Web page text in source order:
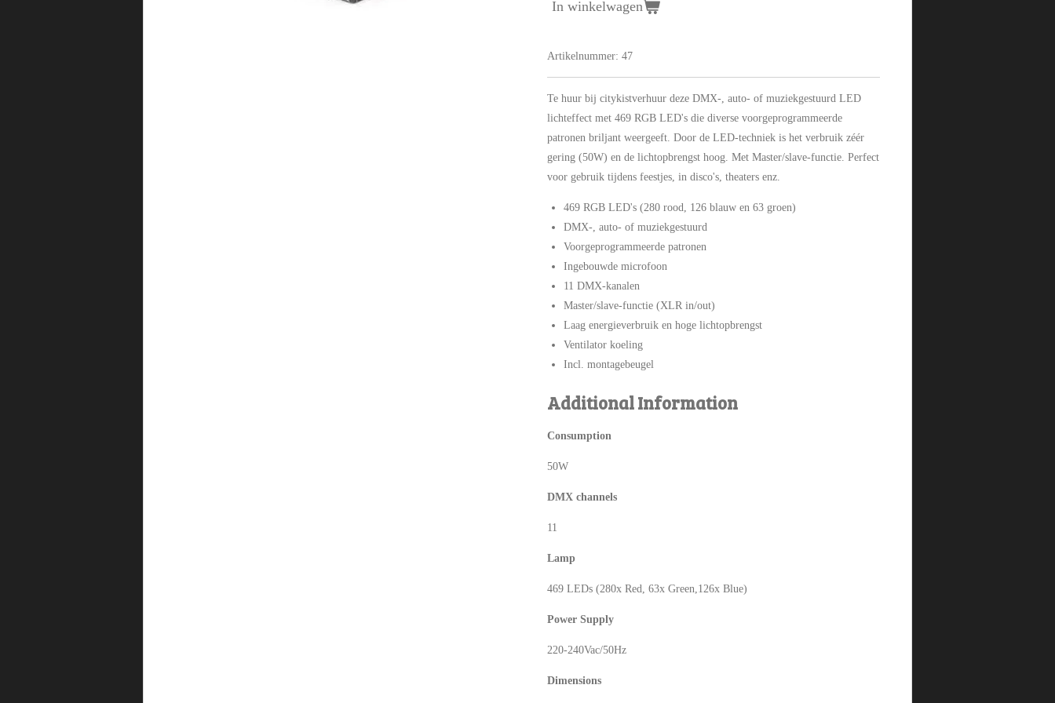
In winkelwagen
Artikelnummer: 47
Te huur bij citykistverhuur deze DMX-, auto- of muziekgestuurd LED
lichteffect met 469 RGB LED's die diverse voorgeprogrammeerde
patronen briljant weergeeft. Door de LED-techniek is het verbruik zéér
gering (50W) en de lichtopbrengst hoog. Met Master/slave-functie. Perfect
voor gebruik tijdens feestjes, in disco's, theaters enz.
469 RGB LED's (280 rood, 126 blauw en 63 groen)
DMX-, auto- of muziekgestuurd
Voorgeprogrammeerde patronen
Ingebouwde microfoon
11 DMX-kanalen
Master/slave-functie (XLR in/out)
Laag energieverbruik en hoge lichtopbrengst
Ventilator koeling
Incl. montagebeugel
Additional Information
Consumption
50W
DMX channels
11
Lamp
469 LEDs (280x Red, 63x Green,126x Blue)
Power Supply
220-240Vac/50Hz
Dimensions